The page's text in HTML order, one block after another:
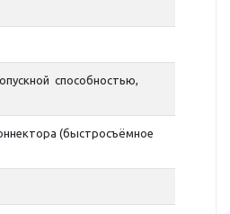
способностью,
(быстросъёмное